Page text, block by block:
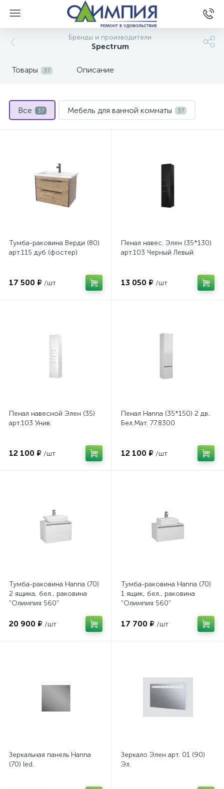
Бренды и производители
Spectrum
Товары 37 Описание
Все 37 Мебель для ванной комнаты 37
Тумба-раковина Верди (80)
арт.115 дуб (фостер)
17 500 ₽ /шт
Пенал навес. Элен (35*130)
арт.103 Черный Левый
13 050 ₽ /шт
Пенал навесной Элен (35)
арт.103 Унив.
12 100 ₽ /шт
Пенал Hanna (35*150) 2 дв.
Бел.Мат. 77.8300
12 100 ₽ /шт
Тумба-раковина Hanna (70)
2 ящика, бел., раковина
"Олимпия 560"
20 900 ₽ /шт
Тумба-раковина Hanna (70)
1 ящик, бел., раковина
"Олимпия 560"
17 700 ₽ /шт
Зеркальная панель Hanna
(70) led.
Зеркало Элен арт. 01 (90)
Эл.